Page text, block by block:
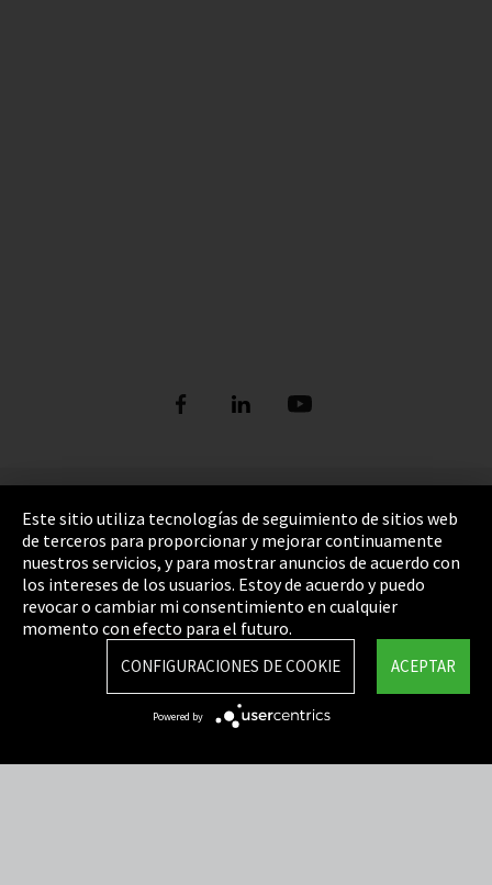
Pie de imprenta
Política de privacidad
Cookie Settings
Términos y Condiciones
Mapa del sitio
Integrity Line
Este sitio utiliza tecnologías de seguimiento de sitios web
de terceros para proporcionar y mejorar continuamente
nuestros servicios, y para mostrar anuncios de acuerdo con
los intereses de los usuarios. Estoy de acuerdo y puedo
revocar o cambiar mi consentimiento en cualquier
momento con efecto para el futuro.
ACEPTAR
CONFIGURACIONES DE COOKIE
Powered by